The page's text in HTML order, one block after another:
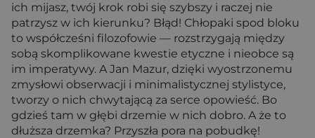
ich mijasz, twój krok robi się szybszy i raczej nie
patrzysz w ich kierunku? Błąd! Chłopaki spod bloku
to współcześni filozofowie — rozstrzygają między
sobą skomplikowane kwestie etyczne i nieobce są
im imperatywy. A Jan Mazur, dzięki wyostrzonemu
zmysłowi obserwacji i minimalistycznej stylistyce,
tworzy o nich chwytającą za serce opowieść. Bo
gdzieś tam w głębi drzemie w nich dobro. A że to
dłuższa drzemka? Przyszła pora na pobudkę!